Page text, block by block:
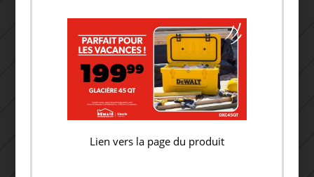
Lien vers la page du produit